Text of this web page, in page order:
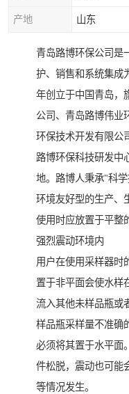
产地 山东
青岛路博环保公司是
护、销售和系统集成
年创立于中国青岛，
公司、青岛路博伟业
环保技术开发有限公
路博环保科技研发中
地。路博人秉承"科
环境友好型的生产、
使用时应放置于平整
强烈震动环境内
用户在使用采样器时
置于非平面会使水样
流入其他未样品瓶或
样品瓶采样量不准确
必须将其置于水平面
件松脱，震动也可能
等情况发生。